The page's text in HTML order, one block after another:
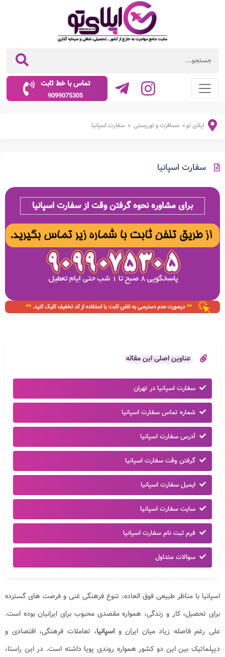
تماس با خط ثابت
9099075305
اپلای تو> مسافرت و توریستی > سفارت اسپانیا
سفارت اسپانیا
برای مشاوره نحوه گرفتن وقت از سفارت اسپانیا
عناوین اصلی این مقاله
سفارت اسپانیا در تهران
شماره تماس سفارت اسپانیا
آدرس سفارت اسپانیا
گرفتن وقت سفارت اسپانیا
ایمیل سفارت اسپانیا
سایت سفارت اسپانیا
فرم ثبت نام سفارت اسپانیا
سوالات متداول
اسپانیا با مناظر طبیعی فوق العاده، تنوع فرهنگی غنی و فرصت های گسترده
برای تحصیل، کار و زندگی، همواره مقصدی محبوب برای ایرانیان بوده است.
علی رغم فاصله زیاد میان ایران و اسپانیا، تعاملات فرهنگی، اقتصادی و
دیپلماتیک بین این دو کشور همواره روندی پویا داشته است. در این راستا،